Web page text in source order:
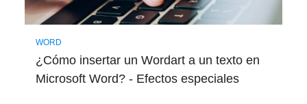
WORD
¿Cómo insertar un Wordart a un texto en
Microsoft Word? - Efectos especiales